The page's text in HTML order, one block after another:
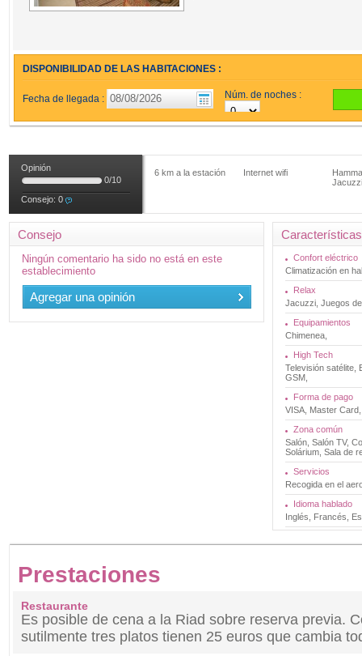
DISPONIBILIDAD DE LAS HABITACIONES :
Fecha de llegada : Núm. de noches :
Opinión
0/10
Consejo: 0
6 km a la estación Internet wifi
Jacuzzi
Características
Confort eléctrico
Climatización en
Relax
Jacuzzi, Juegos
Equipamientos
Chimenea,
High Tech
Televisión satélite,
GSM,
Forma de pago
VISA, Master
Zona común
Salón, Salón TV,
Solárium, Sala de
Servicios
Recogida en el
Idioma hablado
Inglés, Francés,
Consejo
Ningún comentario ha sido no está en este
establecimiento
Agregar una opinión
Prestaciones
Restaurante
Es posible de cena a la Riad sobre reserva previa.
sutilmente tres platos tienen 25 euros que cambia